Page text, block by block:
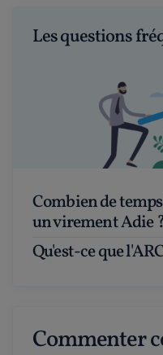
Les questions
Combien de temps faut-il pour recevoir
un virement Adie
Qu'est-ce que
Commenter